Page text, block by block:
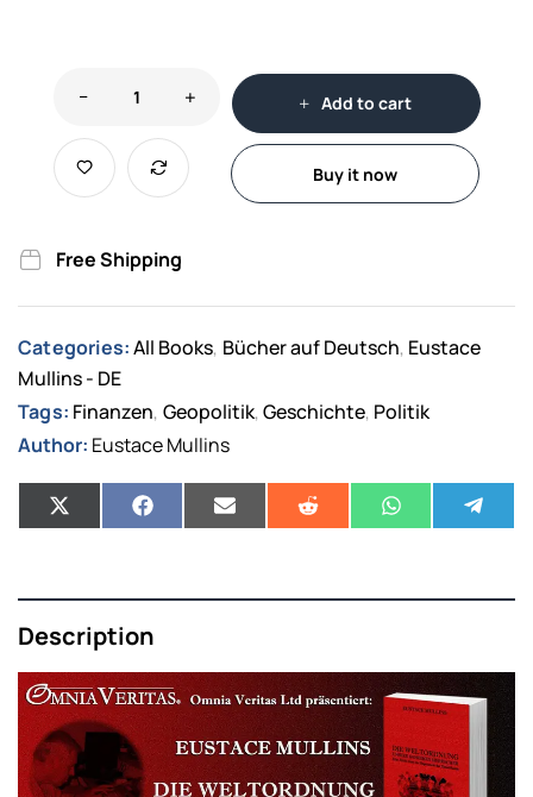
Add to cart
Buy it now
Free Shipping
Categories: All Books, Bücher auf Deutsch, Eustace
Mullins - DE
Tags: Finanzen, Geopolitik,Geschichte, Politik
Author: Eustace Mullins
Description